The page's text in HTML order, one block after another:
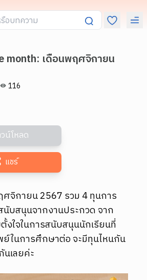
month: เดือนพฤศจิกายน
116
น์โหลด
แชร์
จิกายน 2567 รวม 4 ทุนการ
บสนุนจากงานประกวด จาก
งใจในการสนับสนุนนักเรียนที่
ในการศึกษาต่อ จะมีทุนไหนกัน
เลยค่ะ